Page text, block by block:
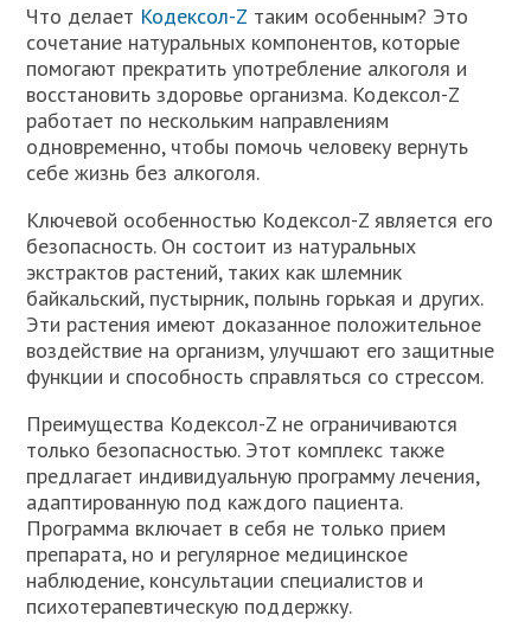
Что делает Кодексол-Z таким особенным? Это
сочетание натуральных компонентов, которые
помогают прекратить употребление алкоголя и
восстановить здоровье организма. Кодексол-Z
работает по нескольким направлениям
одновременно, чтобы помочь человеку вернуть
себе жизнь без алкоголя.
Ключевой особенностью Кодексол-Z является его
безопасность. Он состоит из натуральных
экстрактов растений, таких как шлемник
байкальский, пустырник, полынь горькая и других.
Эти растения имеют доказанное положительное
воздействие на организм, улучшают его защитные
функции и способность справляться со стрессом.
Преимущества Кодексол-Z не ограничиваются
только безопасностью. Этот комплекс также
предлагает индивидуальную программу лечения,
адаптированную под каждого пациента.
Программа включает в себя не только прием
препарата, но и регулярное медицинское
наблюдение, консультации специалистов и
психотерапевтическую поддержку.